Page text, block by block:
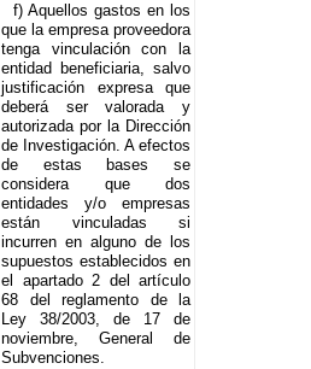
f) Aquellos gastos en los
que la empresa proveedora
tenga vinculación con la
entidad beneficiaria, salvo
justificación expresa que
deberá ser valorada y
autorizada por la Dirección
de Investigación. A efectos
de estas bases se
considera que dos
entidades y/o empresas
están vinculadas si
incurren en alguno de los
supuestos establecidos en
el apartado 2 del artículo
68 del reglamento de la
Ley 38/2003, de 17 de
noviembre, General de
Subvenciones.